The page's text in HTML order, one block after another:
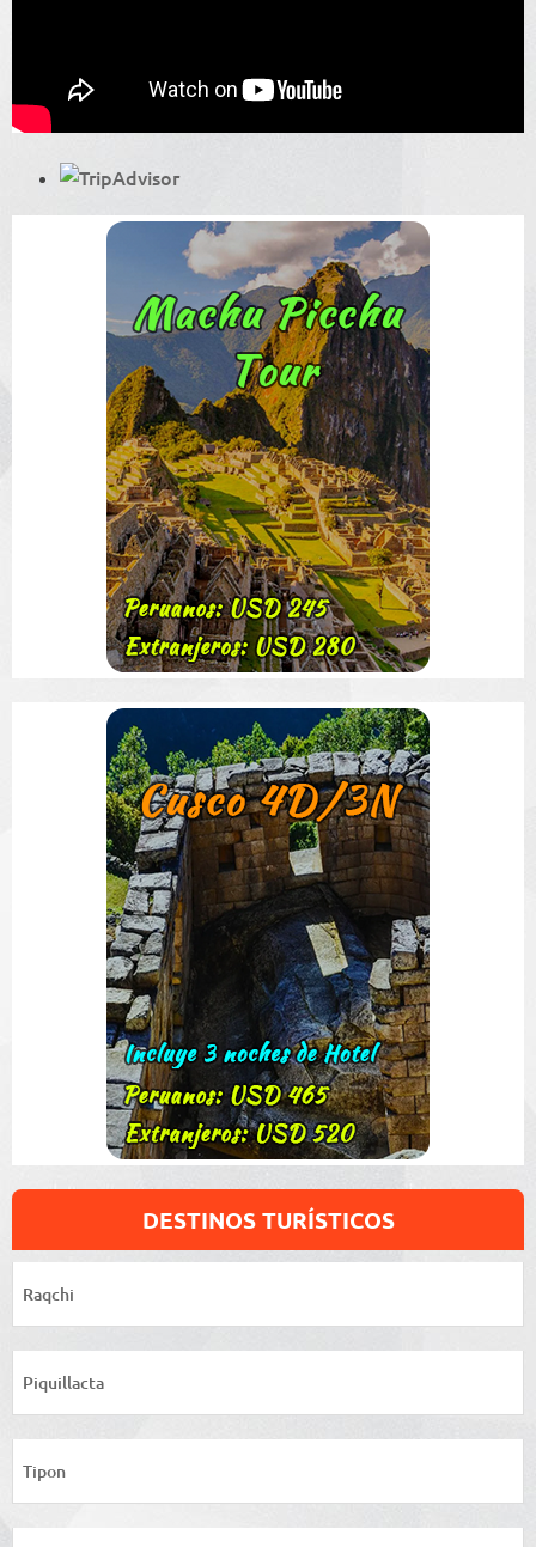
DESTINOS TURÍSTICOS
Raqchi
Piquillacta
Tipon